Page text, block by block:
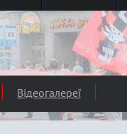
Відеогалереї